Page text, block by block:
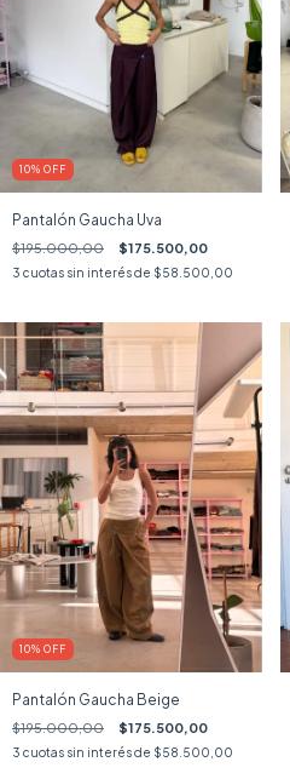
10% OFF
Pantalón Gaucha Uva
$195.000,00 $175.500,00
3 cuotas sin interés de $58.500,00
10% OFF
Pantalón Gaucha Beige
$195.000,00 $175.500,00
3 cuotas sin interés de $58.500,00